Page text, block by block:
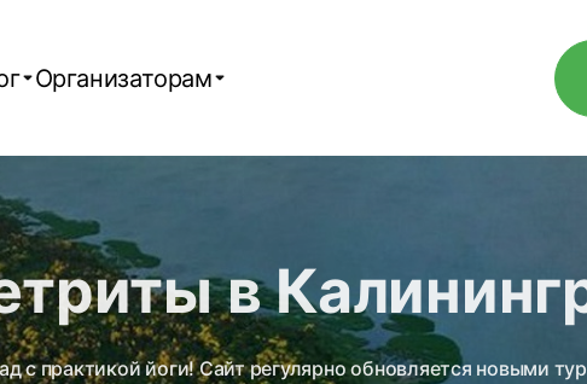
Организаторам
в
с практикой йоги! Сайт регулярно обновляется новыми